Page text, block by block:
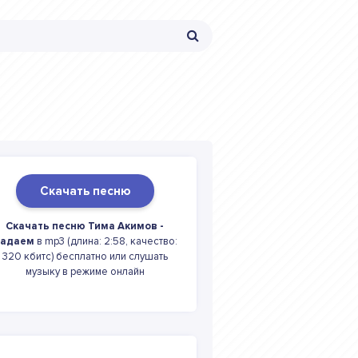
Скачать песню
Скачать песню Тима Акимов -
в mp3 (длина: 2:58, качество:
320 кбитс) бесплатно или слушать
музыку в режиме онлайн